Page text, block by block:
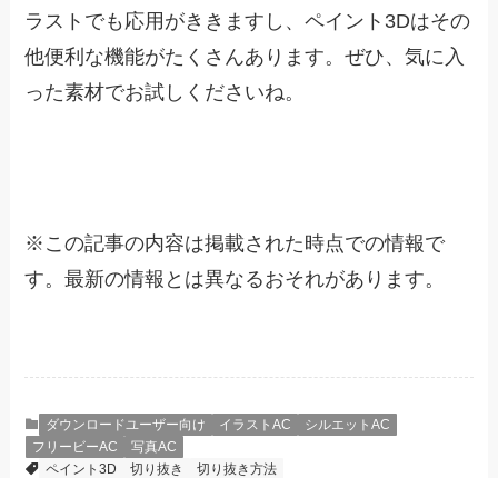
ラストでも応用がききますし、ペイント3Dはその
他便利な機能がたくさんあります。ぜひ、気に入
った素材でお試しくださいね。
※ この記事の内容は掲載された時点での情報で
す。最新の情報とは異なるおそれがあります。
ダウンロードユーザー向け イラストAC
シルエットAC
フリービーAC
写真AC
ペイント3D
切り抜き 切り抜き方法